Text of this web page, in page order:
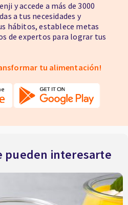
y accede a más de 3000
a tus necesidades y
hábitos, establece metas
de expertos para lograr tus
tu alimentación!
pueden interesarte